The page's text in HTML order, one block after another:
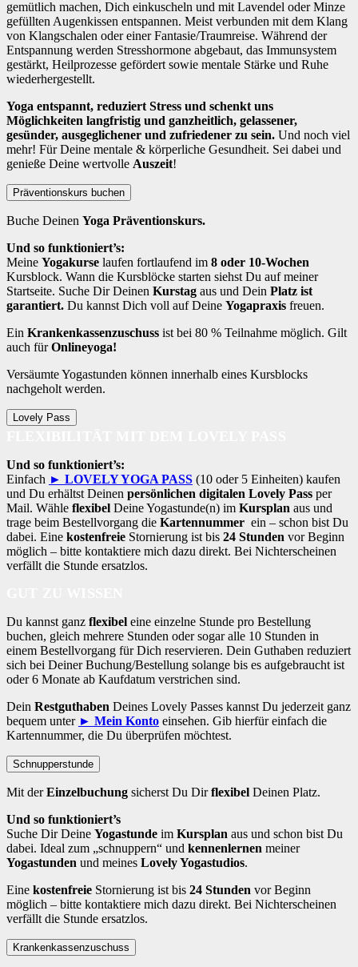
gemütlich machen, Dich einkuscheln und mit Lavendel oder Minze
gefüllten Augenkissen entspannen. Meist verbunden mit dem Klang
von Klangschalen oder einer Fantasie/Traumreise. Während der
Entspannung werden Stresshormone abgebaut, das Immunsystem
gestärkt, Heilprozesse gefördert sowie mentale Stärke und Ruhe
wiederhergestellt.
Yoga entspannt, reduziert Stress und schenkt uns
Möglichkeiten langfristig und ganzheitlich, gelassener,
gesünder, ausgeglichener und zufriedener zu sein. Und noch viel
mehr! Für Deine mentale & körperliche Gesundheit. Sei dabei und
genieße Deine wertvolle Auszeit!
Präventionskurs buchen
Buche Deinen Yoga Präventionskurs.
Und so funktioniert’s:
Meine Yogakurse laufen fortlaufend im 8 oder 10-Wochen
Kursblock. Wann die Kursblöcke starten siehst Du auf meiner
Startseite. Suche Dir Deinen Kurstag aus und Dein Platz ist
garantiert. Du kannst Dich voll auf Deine Yogapraxis freuen.
Ein Krankenkassenzuschuss ist bei 80 % Teilnahme möglich. Gilt
auch fürOnlineyoga!
Versäumte Yogastunden können innerhalb eines Kursblocks
nachgeholt werden.
Lovely Pass
Und so funktioniert’s:
Einfach ► LOVELY YOGA PASS (10 oder 5 Einheiten) kaufen
und Du erhältst Deinen persönlichen digitalen Lovely Pass per
Mail. Wähle flexibel Deine Yogastunde(n) im Kursplan aus und
trage beim Bestellvorgang die Kartennummer ein – schon bist Du
dabei. Eine kostenfreie Stornierung ist bis 24 Stunden vor Beginn
möglich – bitte kontaktiere mich dazu direkt. Bei Nichterscheinen
verfällt die Stunde ersatzlos.
Du kannst ganz flexibel eine einzelne Stunde pro Bestellung
buchen, gleich mehrere Stunden oder sogar alle 10 Stunden in
einem Bestellvorgang für Dich reservieren. Dein Guthaben reduziert
sich bei Deiner Buchung/Bestellung solange bis es aufgebraucht ist
oder 6 Monate ab Kaufdatum verstrichen sind.
Dein Restguthaben Deines Lovely Passes kannst Du jederzeit ganz
bequem unter ► Mein Konto einsehen. Gib hierfür einfach die
Kartennummer, die Du überprüfen möchtest.
Schnupperstunde
Mit derEinzelbuchung sicherst Du Dirflexibel Deinen Platz.
Und so funktioniert’s
Suche Dir Deine Yogastunde im Kursplan aus und schon bist Du
dabei. Ideal zum „schnuppern“ und kennenlernen meiner
Yogastunden und meines Lovely Yogastudios.
Eine kostenfreie Stornierung ist bis 24 Stunden vor Beginn
möglich – bitte kontaktiere mich dazu direkt. Bei Nichterscheinen
verfällt die Stunde ersatzlos.
Krankenkassenzuschuss